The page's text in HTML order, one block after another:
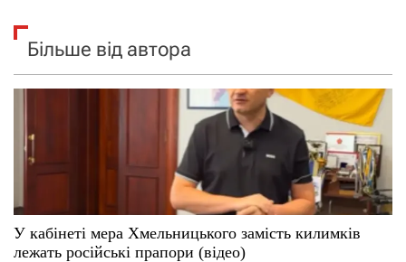
Більше від автора
У кабінеті мера Хмельницького замість килимків
лежать російські прапори (відео)